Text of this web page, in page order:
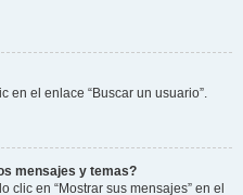
en el enlace “Buscar un usuario”.
mensajes y temas?
clic en “Mostrar sus mensajes” en el